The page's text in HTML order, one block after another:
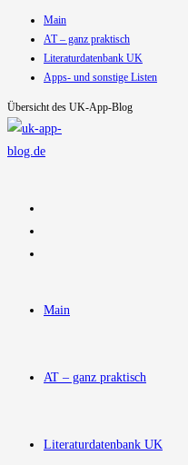
Inhalt
springen
Main
AT – ganz praktisch
Literaturdatenbank UK
Apps- und sonstige Listen
Übersicht des UK-App-Blog
Main
AT – ganz praktisch
Literaturdatenbank UK